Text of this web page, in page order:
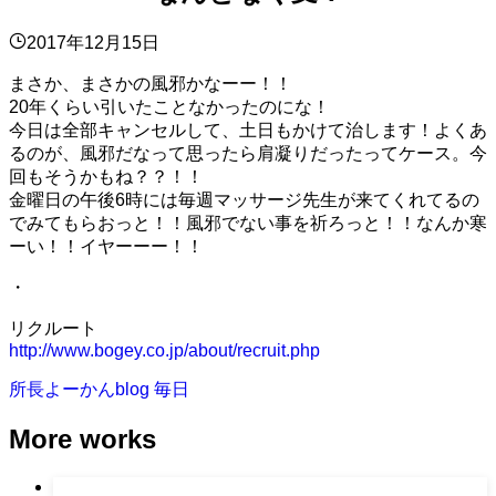
2017年12月15日
まさか、まさかの風邪かなーー！！
20年くらい引いたことなかったのにな！
今日は全部キャンセルして、土日もかけて治します！よくあ
るのが、風邪だなって思ったら肩凝りだったってケース。今
回もそうかもね？？！！
金曜日の午後6時には毎週マッサージ先生が来てくれてるの
でみてもらおっと！！風邪でない事を祈ろっと！！なんか寒
ーい！！イヤーーー！！
・
リクルート
http://www.bogey.co.jp/about/recruit.php
所長よーかんblog 毎日
More works